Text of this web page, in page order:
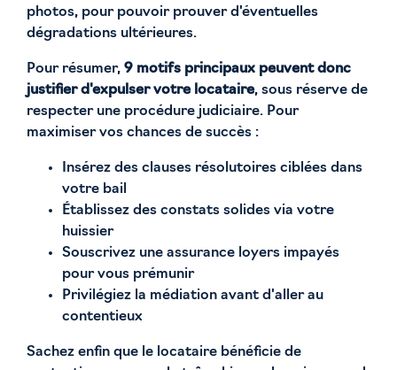
photos, pour pouvoir prouver d'éventuelles
dégradations ultérieures.
Pour résumer, 9 motifs principaux peuvent donc
justifier d'expulser votre locataire, sous réserve de
respecter une procédure judiciaire. Pour
maximiser vos chances de succès :
Insérez des clauses résolutoires ciblées dans
votre bail
Établissez des constats solides via votre
huissier
Souscrivez une assurance loyers impayés
pour vous prémunir
Privilégiez la médiation avant d'aller au
contentieux
Sachez enfin que le locataire bénéficie de